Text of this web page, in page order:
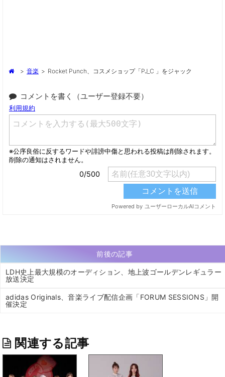
> 音楽 > Rocket Punch、コスメショップ「PJ_C 」をジャック
コメントを書く（ユーザー登録不要）
前後の記事
LDH史上最大規模のオーディション、地上波ゴールデンレギュラー
放送決定
adidas Originals、音楽ライブ配信企画「FORUM SESSIONS」開
催決定
関連する記事